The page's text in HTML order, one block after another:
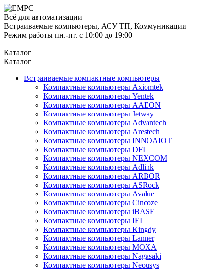
Всё для автоматизации
Встраиваемые компьютеры, АСУ ТП, Коммуникации
Режим работы пн.-пт. с 10:00 до 19:00
Каталог
Каталог
Встраиваемые компактные компьютеры
Компактные компьютеры Axiomtek
Компактные компьютеры Yentek
Компактные компьютеры AAEON
Компактные компьютеры Jetway
Компактные компьютеры Advantech
Компактные компьютеры Arestech
Компактные компьютеры INNOAIOT
Компактные компьютеры DFI
Компактные компьютеры NEXCOM
Компактные компьютеры Adlink
Компактные компьютеры ARBOR
Компактные компьютеры ASRock
Компактные компьютеры Avalue
Компактные компьютеры Cincoze
Компактные компьютеры iBASE
Компактные компьютеры IEI
Компактные компьютеры Kingdy
Компактные компьютеры Lanner
Компактные компьютеры MOXA
Компактные компьютеры Nagasaki
Компактные компьютеры Neousys